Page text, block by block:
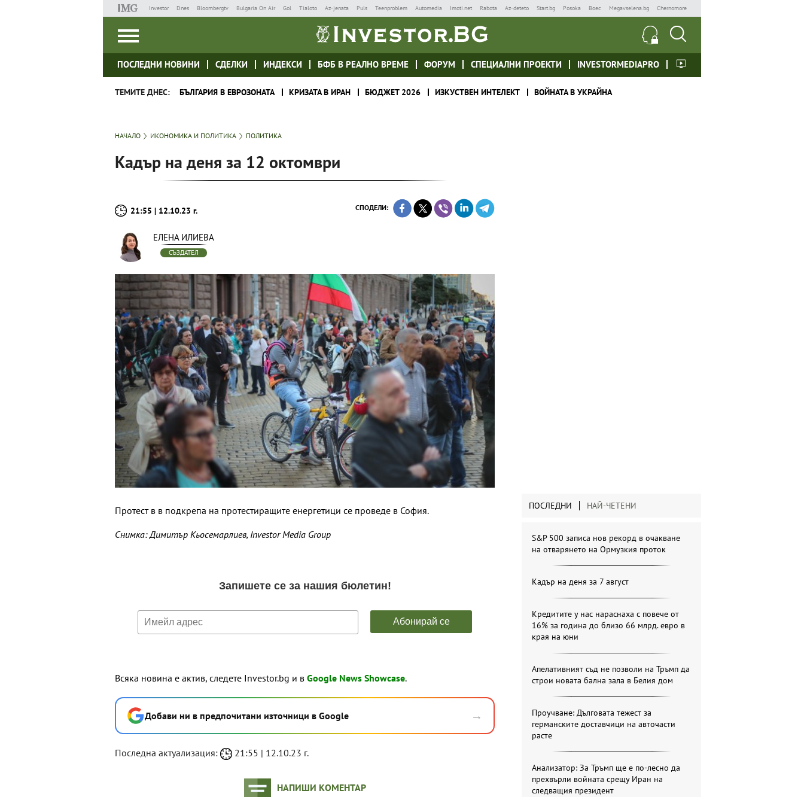
Investor Dnes Bloombergtv Bulgaria On Air Gol Tialoto Az-jenata Puls Teenproblem Automedia Imoti.net Rabota Az-deteto Start.bg Posoka Boec Megavselena.bg Chernomore
ПОСЛЕДНИ НОВИНИ СДЕЛКИ ИНДЕКСИ БФБ В РЕАЛНО ВРЕМЕ ФОРУМ СПЕЦИАЛНИ ПРОЕКТИ INVESTORMEDIAPRO
ТЕМИТЕ ДНЕС: БЪЛГАРИЯ В ЕВРОЗОНАТА КРИЗАТА В ИРАН БЮДЖЕТ 2026 ИЗКУСТВЕН ИНТЕЛЕКТ ВОЙНАТА В УКРАЙНА
НАЧАЛО ИКОНОМИКА И ПОЛИТИКА ПОЛИТИКА
Кадър на деня за 12 октомври
21:55 | 12.10.23 г. СПОДЕЛИ:
ЕЛЕНА ИЛИЕВА
СЪЗДАТЕЛ
Протест в в подкрепа на протестиращите енергетици се проведе в София.
Снимка: Димитър Кьосемарлиев, Investor Media Group
Всяка новина е актив, следете Investor.bg и в Google News Showcase.
Добави ни в предпочитани източници в Google →
Последна актуализация: 21:55 | 12.10.23 г.
НАПИШИ КОМЕНТАР
ПОСЛЕДНИ НАЙ-ЧЕТЕНИ
S&P 500 записа нов рекорд в очакване
на отварянето на Ормузкия проток
Кадър на деня за 7 август
Кредитите у нас нараснаха с повече от
16% за година до близо 66 млрд. евро в
края на юни
Апелативният съд не позволи на Тръмп да
строи новата бална зала в Белия дом
Проучване: Дълговата тежест за
германските доставчици на авточасти
расте
Анализатор: За Тръмп ще е по-лесно да
прехвърли войната срещу Иран на
следващия президент